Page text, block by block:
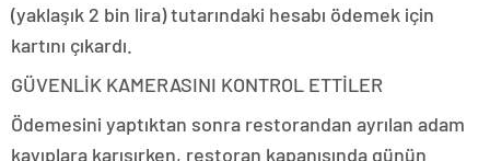
(yaklaşık 2 bin lira) tutarındaki hesabı ödemek için
kartını çıkardı.
GÜVENLİK KAMERASINI KONTROL ETTİLER
Ödemesini yaptıktan sonra restorandan ayrılan adam
kayıplara karışırken, restoran kapanışında günün